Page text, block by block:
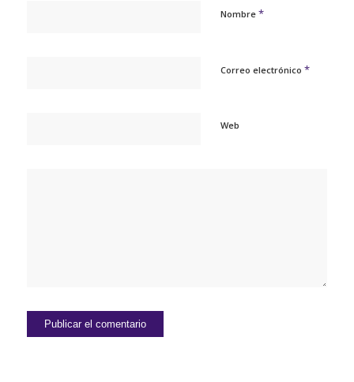
Nombre *
Correo electrónico *
Web